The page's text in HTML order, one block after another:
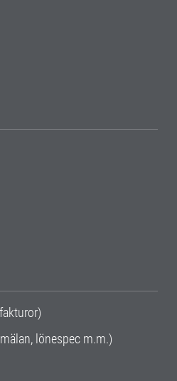
lönespec m.m.)